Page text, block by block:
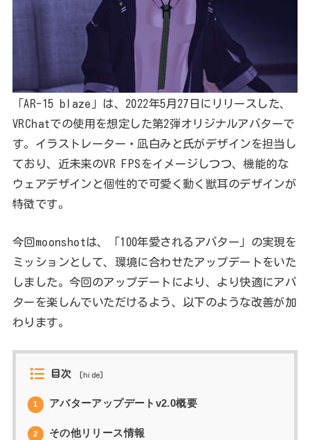
「AR-15 blaze」は、2022年5月27日にリリースした、
VRChatでの使用を想定した第2弾オリジナルアバターで
す。イラストレーター・凪白みと氏がデザインを担当し
ており、近未来のVR FPSをイメージしつつ、機能的な
ウェアデザインと個性的で可愛く動く獣耳のデザインが
特徴です。
今回moonshotは、「100年愛されるアバター」の実現を
ミッションとして、環境に合わせたアップデートをいた
しました。今回のアップデートにより、より快適にアバ
ターを楽しんでいただけるよう、以下のような改善が加
わります。
目次 hide
1 アバターアップデートv2.0概要
2 その他リリース情報